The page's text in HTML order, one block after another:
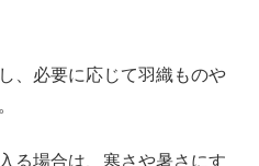
、必要に応じて羽織ものや
る場合は、寒さや暑さにす